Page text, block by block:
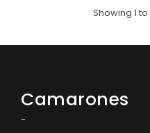
Showing 1
Camarones
-